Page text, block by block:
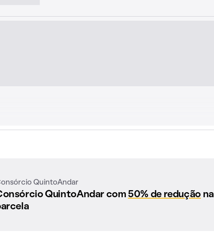
QuintoAndar
QuintoAndar com 50% de reduçãona